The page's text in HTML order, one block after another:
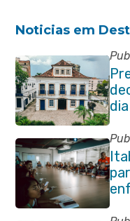
Noticias em